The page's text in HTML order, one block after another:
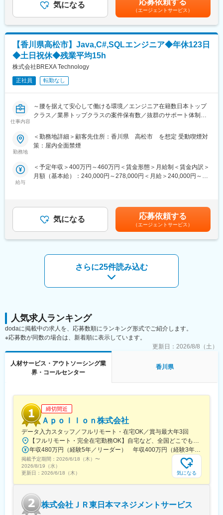
るので、最初は分からないことが多いと思います。知らないこと
を恐れずに聞くこと、人の意見を参考にして実践できる方が成長
■当社の魅力：
（1）社風：入社歴関係なく活躍可能で役職者のうち20代が
60.2％！互いを称賛する文化があり、風通し◎
（2）制度:フェアでクリア/ガラス張りの評価制度/全社の約7割が
昇給(2025年4月時点)
（3）働き方：年間休日123日・育休復帰率95.8％(2024年度)で長
期的に働ける環境
※派遣先となる企業は、世界でも有数の建機・クレーンメーカーで
す。同社ならではの製品や技術力を保有しており、スケール感を
感じながら業務に従事することが可能です。
■モデル年収：※23歳入社のモデル・あくまで一例です。
3年目：400～420万
5年目：440～460万
8年目：550～570万
■当社の特徴：
・働きながらスキルアップ！ご自身の頑張りが給与に反映される
社内でオンラインスクールを開校し、単位を取得する事でグレー
ドの昇格、給与の昇給が出来る制度を2023年4月に導入します。
・手厚い福利厚生：配属先への勤務に伴う引っ越し費用に関して
は、会社が全額負担します。家賃補助の金額に関して、6万円（家
べて1分単位）■出張手当（国内出張日当：3,000円／海外出張日
当：4,000円）賃金はあくまでも目安の金額であり、選考を通じて
上下する可能性があります。月給(月額)は固定手当を含めた表記で
す。
気になる
（エージェントサービス）
【香川県高松市】Java,C#,SQLエンジニア◆年休123日
◆土日祝休◆残業平均15h
株式会社BREXA Technology
正社員 転勤なし
仕事内容
～腰を据えて安心して働ける環境／エンジニア在籍数日本トップ
クラス／業界トップクラスの案件保有数／抜群のサポート体制で
■業務内容：
入社後すぐに、スキルにマッチしたプロジェクトに参画いただけ
ます。
■参画予定案件について：
（1）大手電力会社様のお客様（一般法人・公共団体）向けの配送
電システムの開発
の機能追加などの業務
（2）大手電力会社様のお客様（一般法人・公共団体）の環境に応
じたインフラサーバーとネットワークの提案・見積もり、設計、
構築、図面作成の一連の業務
◎明確な評価制度
目で見てわかる、可視化された評価制度により明確に目標を定め
て、給与アップやスキルアップを目指せる仕組みがあります。
◎技術者組織
各拠点にエンジニア組織があり、技術的な相談窓口や、エンジニ
▼充実の研修制度
Eラーニングを無料で利用でき、あなたの目標に応じた学習を自分
のペースで進めることができます。キャリアチェンジのための
「リスキリング制度（帰社し1～3ヶ月研修に集中、100％給与保
証）」も充実しています。
◎キャリアフォローアップ
希望のキャリアプラン実現に向けてキャリアアドバイザーが常駐
し、エンジニアのサポートを行います。
■当社の特徴：
業界大手としての安定した経営基盤をもとに、各種手当や福利厚
生、働きやすい環境づくりなどに積極的に取り組んでいます。
◎「より稼げるエンジニア」へ最短距離で目指せる教育制度
グループに在籍するエンジニア数は2万名を突破！
誇るからこそ、その教育体制に手を抜くことは一切していませ
ん。
勤務地
＜勤務地詳細＞顧客先住所：香川県 高松市 を想定 受動喫煙対
策：屋内全面禁煙
給与
＜予定年収＞400万円～460万円＜賃金形態＞月給制＜賃金内訳＞
月額（基本給）：240,000円～278,000円＜月給＞240,000円～
下する可能性があります。月給(月額)は固定手当を含めた表記で
す。
気になる 応募依頼する
（エージェントサービス）
さらに25件読み込む
人気求人ランキング
dodaに掲載中の求人を、応募数順にランキング形式でご紹介します。
※応募数が同数の場合は、新着順に表示しています。
更新日： 2026/8/8（土）
人材サービス・アウトソーシング業
界・コールセンター
香川県
締切間近
Ａｐｏｌｌｏｎ株式会社
データ入力スタッフ／フルリモート・在宅OK／賞与最大年3回
【フルリモート・完全在宅勤務OK】自宅など、全国どこでもあなたが働きやすい場所で働けます★転居を伴う転勤なし★全国47都道府県どこからでも応募OK【本社】東京都新宿区山吹町130番地の15 茜ビル2-A＜アクセス＞有楽町線「江戸川橋駅」、東西線「東西線」より徒歩10分※受動喫煙対策：あり
年収480万円（経験5年／リーダー） 年収400万円（経験3年／メンバー）
掲載予定期間： 2026/6/18（木） 〜
2026/8/19（水）
更新日： 2026/6/18（木） 気になる
株式会社ＪＲ東日本マネジメントサービス